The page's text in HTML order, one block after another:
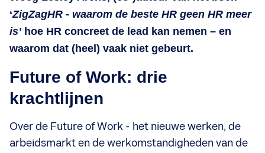
‘ZigZagHR - waarom de beste HR geen HR meer
is’hoe HR concreet de lead kan nemen – en
waarom dat (heel) vaak niet gebeurt.
Future of Work: drie
krachtlijnen
Over de Future of Work - het nieuwe werken, de
arbeidsmarkt en de werkomstandigheden van de